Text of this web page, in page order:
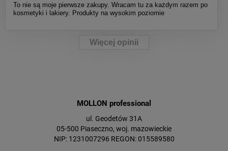
To nie są moje pierwsze zakupy. Wracam tu za każdym razem po
kosmetyki i lakiery. Produkty na wysokim poziomie
Więcej opinii
MOLLON professional
ul. Geodetów 31A
05-500 Piaseczno, woj. mazowieckie
NIP: 1231007296 REGON: 015589580